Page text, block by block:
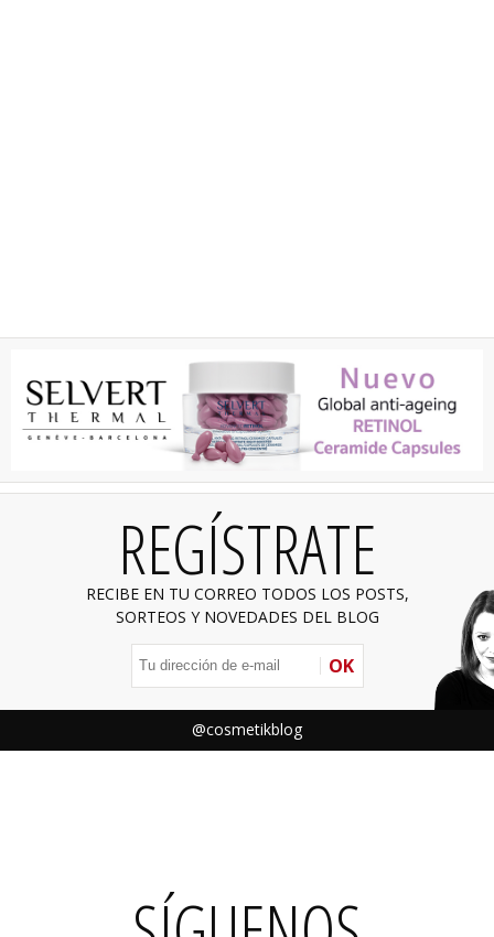
REGÍSTRATE
RECIBE EN TU CORREO TODOS LOS POSTS,
SORTEOS Y NOVEDADES DEL BLOG
OK
@cosmetikblog